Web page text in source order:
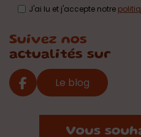
J'ai lu et j'accepte notre
Suivez nos
actualités sur
Le blog